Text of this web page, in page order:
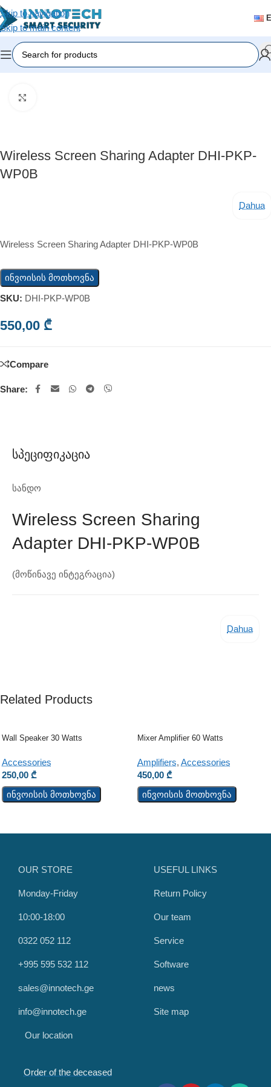
Skip to navigation
Skip to main content
Home/Accessories
Wireless Screen Sharing Adapter DHI-PKP-
WP0B
Dahua
Wireless Screen Sharing Adapter DHI-PKP-WP0B
ინვოისის მოთხოვნა
SKU: DHI-PKP-WP0B
550,00 ₾
Compare
Share:
Სპეციფიკაცია
სანდო
Wireless Screen Sharing
Adapter DHI-PKP-WP0B
(მოწინავე ინტეგრაცია)
Dahua
Related Products
Wall Speaker 30 Watts
Accessories
250,00 ₾
ინვოისის მოთხოვნა
Mixer Amplifier 60 Watts
Amplifiers, Accessories
450,00 ₾
ინვოისის მოთხოვნა
OUR STORE
Monday-Friday
10:00-18:00
0322 052 112
+995 595 532 112
sales@innotech.ge
info@innotech.ge
Our location
USEFUL LINKS
Return Policy
Our team
Service
Software
news
Site map
Order of the deceased